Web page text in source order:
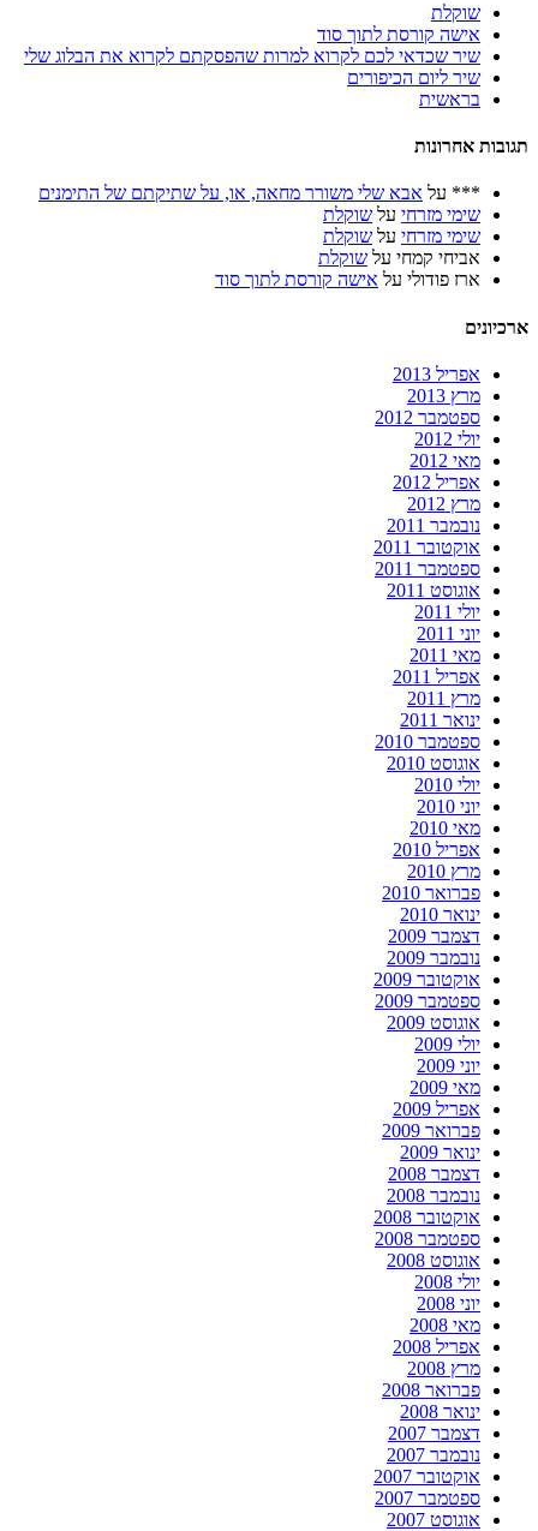
שוקלת
אישה קורסת לתוך סוד
שיר שכדאי לכם לקרוא למרות שהפסקתם לקרוא את הבלוג שלי
שיר ליום הכיפורים
בראשית
תגובות אחרונות
*** על אבא שלי משורר מחאה, או, על שתיקתם של התימנים
שימי מזרחי על שוקלת
שימי מזרחי על שוקלת
אביחי קמחי על שוקלת
ארז פודולי על אישה קורסת לתוך סוד
ארכיונים
אפריל 2013
מרץ 2013
ספטמבר 2012
יולי 2012
מאי 2012
אפריל 2012
מרץ 2012
נובמבר 2011
אוקטובר 2011
ספטמבר 2011
אוגוסט 2011
יולי 2011
יוני 2011
מאי 2011
אפריל 2011
מרץ 2011
ינואר 2011
ספטמבר 2010
אוגוסט 2010
יולי 2010
יוני 2010
מאי 2010
אפריל 2010
מרץ 2010
פברואר 2010
ינואר 2010
דצמבר 2009
נובמבר 2009
אוקטובר 2009
ספטמבר 2009
אוגוסט 2009
יולי 2009
יוני 2009
מאי 2009
אפריל 2009
פברואר 2009
ינואר 2009
דצמבר 2008
נובמבר 2008
אוקטובר 2008
ספטמבר 2008
אוגוסט 2008
יולי 2008
יוני 2008
מאי 2008
אפריל 2008
מרץ 2008
פברואר 2008
ינואר 2008
דצמבר 2007
נובמבר 2007
אוקטובר 2007
ספטמבר 2007
אוגוסט 2007